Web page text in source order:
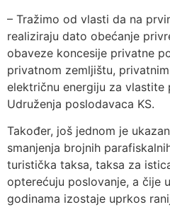
– Tražimo od vlasti da na
realiziraju dato obećanje
obaveze koncesije privatne
privatnom zemljištu,
električnu energiju za vlastite
Udruženja poslodavaca KS.
Također, još jednom je
smanjenja brojnih
turistička taksa, taksa za
opterećuju poslovanje, a čije
godinama izostaje uprkos